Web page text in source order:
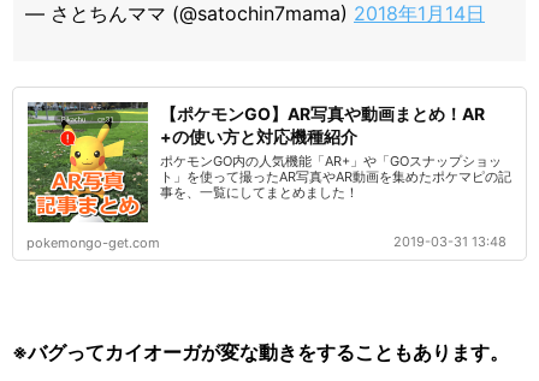
— さとちんママ (@satochin7mama) 2018年1月14日
【ポケモンGO】AR写真や動画まとめ！AR
+の使い方と対応機種紹介
ポケモンGO内の人気機能「AR+」や「GOスナップショッ
ト」を使って撮ったAR写真やAR動画を集めたポケマピの記
事を、一覧にしてまとめました！
pokemongo-get.com 2019-03-31 13:48
※バグってカイオーガが変な動きをすることもあります。